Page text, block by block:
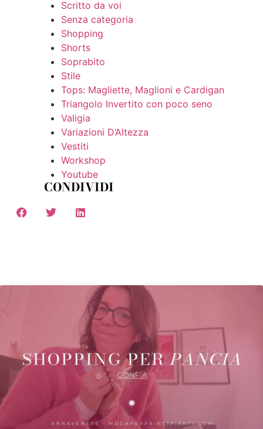
Scritto da voi
Senza categoria
Shopping
Shorts
Soprabito
Stile
Tops: Magliette, Maglioni e Cardigan
Triangolo Invertito con poco seno
Valigia
Variazioni D’Altezza
Vestiti
Workshop
Youtube
CONDIVIDI